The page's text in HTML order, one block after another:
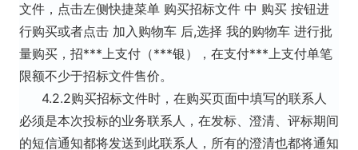
文件，点击左侧快捷菜单 购买招标文件 中 购买 按钮进
行购买或者点击 加入购物车 后,选择 我的购物车 进行批
量购买，招***上支付（***银），在支付***上支付单笔
限额不少于招标文件售价。
4.2.2购买招标文件时，在购买页面中填写的联系人
必须是本次投标的业务联系人，在发标、澄清、评标期间
的短信通知都将发送到此联系人，所有的澄清也都将通知